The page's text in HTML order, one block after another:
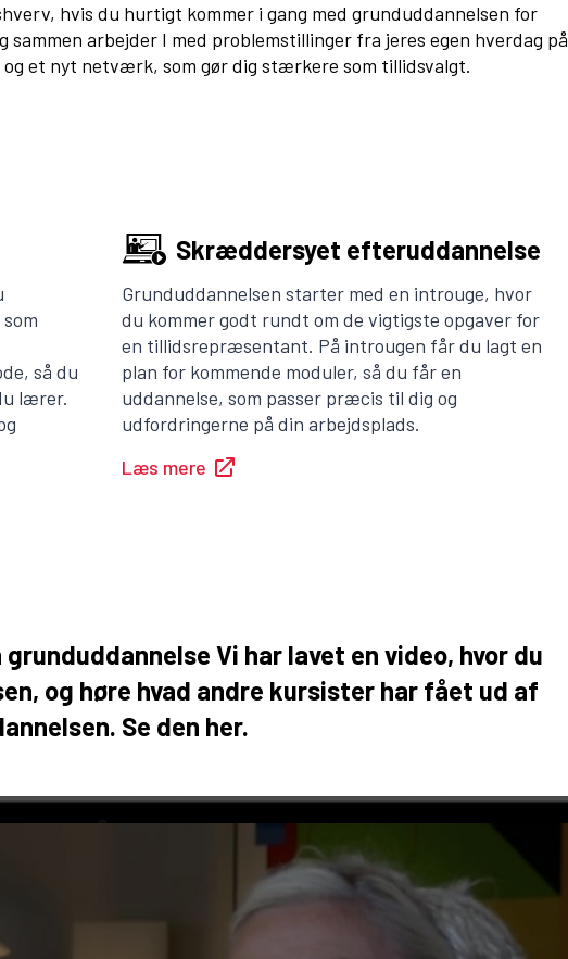
hvis du hurtigt kommer i gang med grunduddannelsen for
sammen arbejder I med problemstillinger fra jeres egen hverdag på
et nyt netværk, som gør dig stærkere som tillidsvalgt.
så du
lærer.
Skræddersyet efteruddannelse
Grunduddannelsen starter med en introuge, hvor
du kommer godt rundt om de vigtigste opgaver for
en tillidsrepræsentant. På introugen får du lagt en
plan for kommende moduler, så du får en
uddannelse, som passer præcis til dig og
udfordringerne på din arbejdsplads.
Læs mere
Vi har lavet en video, hvor du
og høre hvad andre kursister har fået ud af
Se den her.